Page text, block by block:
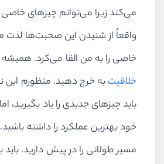
می‌کند زیرا می‌توانم چیزهای
واقعاً از شنیدن این صحبت‌ها
خاصی را به من القا می‌کرد.
خلاقیتبه خرج دهید. منظورم
باید چیزهای جدیدی را یاد بگیرید،
خود بهترین عملکرد را داشته
مسیر طولانی را در پیش دارید. باید